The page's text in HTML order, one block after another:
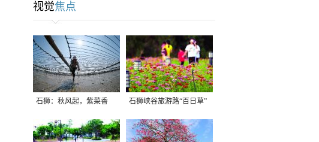
视觉焦点
石狮：秋风起，紫菜香 石狮峡谷旅游路“百日草”
争相斗艳